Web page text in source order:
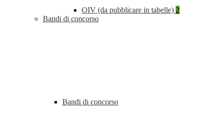
OIV (da pubblicare in tabelle) 2
Bandi di concorso
Bandi di concorso